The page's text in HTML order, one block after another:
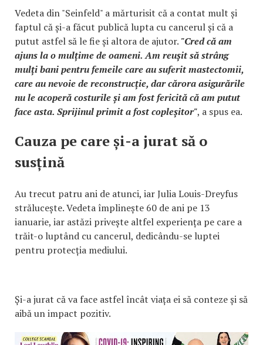
Vedeta din "Seinfeld" a mărturisit că a contat mult și
faptul că și-a făcut publică lupta cu cancerul și că a
putut astfel să le fie și altora de ajutor. "Cred că am
ajuns la o mulțime de oameni. Am reușit să strâng
mulți bani pentru femeile care au suferit mastectomii,
care au nevoie de reconstrucție, dar cărora asigurările
nu le acoperă costurile și am fost fericită că am putut
face asta. Sprijinul primit a fost copleșitor", a spus ea.
Cauza pe care și-a jurat să o
susțină
Au trecut patru ani de atunci, iar Julia Louis-Dreyfus
strălucește. Vedeta împlinește 60 de ani pe 13
ianuarie, iar astăzi privește altfel experiența pe care a
trăit-o luptând cu cancerul, dedicându-se luptei
pentru protecția mediului.
Și-a jurat că va face astfel încât viața ei să conteze și să
aibă un impact pozitiv.